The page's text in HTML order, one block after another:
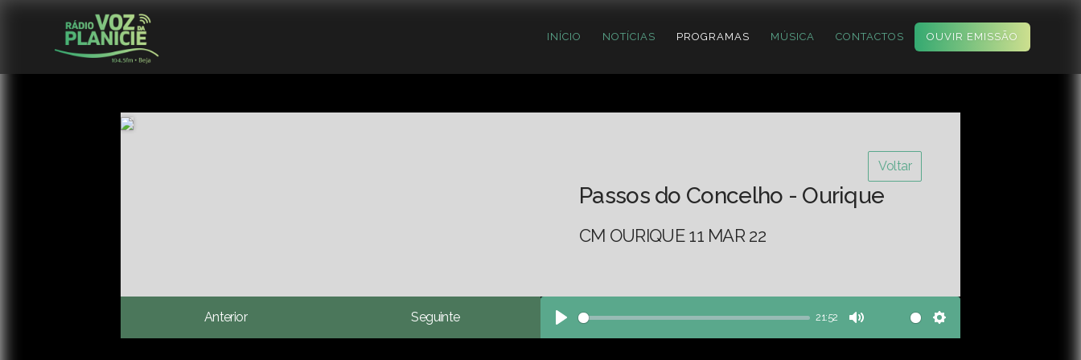
INÍCIO NOTÍCIAS PROGRAMAS MÚSICA CONTACTOS OUVIR EMISSÃO
Voltar
Passos do Concelho - Ourique
CM OURIQUE 11 MAR 22
Anterior Seguinte
Play
21:52
Mute Settings